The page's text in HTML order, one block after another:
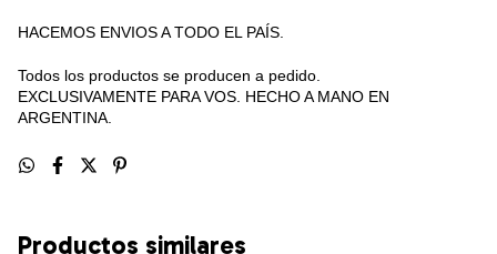
HACEMOS ENVIOS A TODO EL PAÍS.
Todos los productos se producen a pedido.
EXCLUSIVAMENTE PARA VOS. HECHO A MANO EN
ARGENTINA.
Productos similares